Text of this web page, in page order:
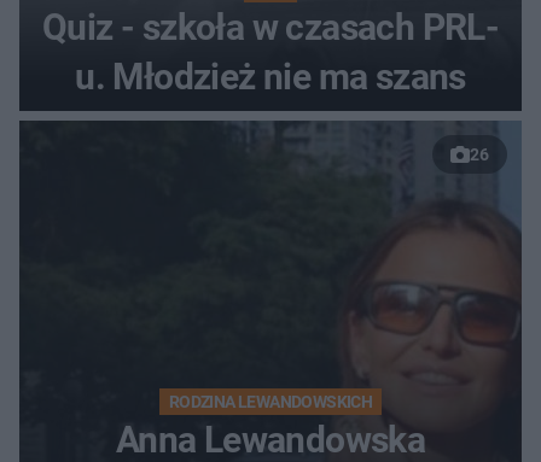
Quiz - szkoła w czasach PRL-
u. Młodzież nie ma szans
26
RODZINA LEWANDOWSKICH
Anna Lewandowska